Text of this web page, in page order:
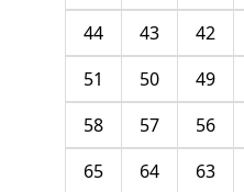
42
43
44
49
50
51
56
57
58
63
64
65